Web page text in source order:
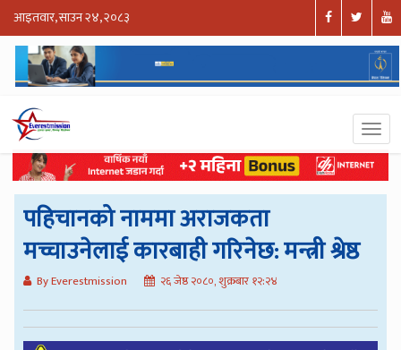
आइतवार, साउन २४, २०८३
पहिचानको नाममा अराजकता
मच्चाउनेलाई कारबाही गरिनेछ: मन्त्री श्रेष्ठ
By Everestmission २६ जेष्ठ २०८०, शुक्रबार १२:२४